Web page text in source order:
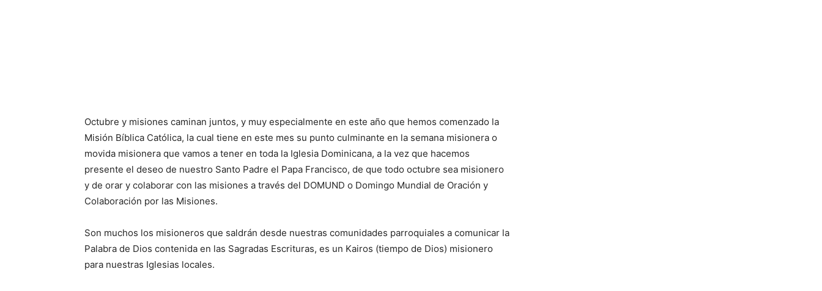
Octubre y misiones ca­minan juntos, y muy especialmente en este año que hemos comenzado la
Mi­sión Bíbli­ca Católica, la cual tiene en este mes su punto culminante en la ­semana misionera o
movida misionera que vamos a tener en toda la Iglesia Domini­cana, a la vez que hacemos
presente el deseo de nuestro Santo Padre el Papa Francisco, de que todo octubre sea misionero
y de orar y colaborar con las mi­siones a través del DO­MUND o Domingo Mun­dial de Oración y
Colabora­ción por las Misiones.
Son muchos los misio­ne­ros que saldrán desde nuestras comunidades parroquiales a comunicar la
Palabra de Dios contenida en las Sagradas Escrituras, es un Kairos (tiempo de Dios) misionero
para nuestras Iglesias locales.